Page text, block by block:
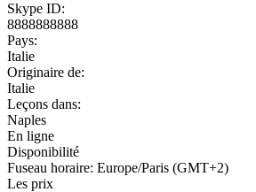
Skype ID:
8888888888
Pays:
Italie
Originaire de:
Italie
Leçons dans:
Naples
En ligne
Disponibilité
Fuseau horaire: Europe/Paris (GMT+2)
Les prix